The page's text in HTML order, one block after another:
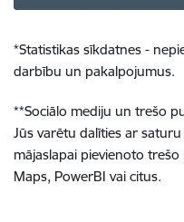
*Statistikas sīkdatnes -
darbību un pakalpojumus.
**Sociālo mediju un trešo
Jūs varētu dalīties ar
mājaslapai pievienoto
Maps, PowerBI vai citus.